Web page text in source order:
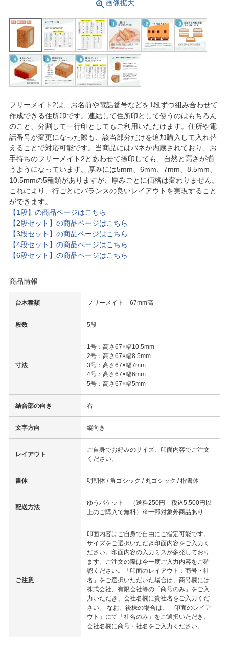
画像拡大
フリーメイト2は、お名前や電話番号などを1段ずつ組み合わせて
作成できる住所印です。連結して住所印として使うのはもちろん
のこと、分割して一行印としてもご利用いただけます。住所や電
話番号が変更になった際も、該当部分だけを追加購入して入れ替
えることで対応可能です。当商品にはバネが内蔵されており、お
手持ちのフリーメイト2とあわせて捺印しても、自然と高さが揃
うようになっています。厚みには5mm、6mm、7mm、8.5mm、
10.5mmの5種類がありますが、厚みごとに価格は変わりません。
これにより、行ごとにバランスの良いレイアウトを実現すること
ができます。
【1段】の商品ページはこちら
【2段セット】の商品ページはこちら
【3段セット】の商品ページはこちら
【4段セット】の商品ページはこちら
【6段セット】の商品ページはこちら
商品情報
台木種類 フリーメイト 67mm高
段数 5段
寸法
1号：高さ67×幅10.5mm
2号：高さ67×幅8.5mm
3号：高さ67×幅7mm
4号：高さ67×幅6mm
5号：高さ67×幅5mm
結合部の向き 右
文字方向 縦向き
レイアウト
ご自身でお好みのサイズ、印面内容でご注文
ください。
書体 明朝体 / 角ゴシック / 丸ゴシック / 楷書体
配送方法
ゆうパケット （送料250円 税込5,500円以
上のご購入で無料）※一部対象外商品あり
ご注意
印面内容はご自身で自由にご指定可能です。
サイズをご選択いただき印面内容をご入力く
ださい。印面内容の入力ミスが多発しており
ます。ご注文の際は今一度ご入力内容をご確
認ください。「印面のレイアウト：商号・社
名」をご選択いただいた場合は、商号欄には
株式会社、有限会社等の「商号のみ」をご入
力いただき、会社名欄に貴社名をご入力くだ
さい。 なお、後株の場合は、「印面のレイア
ウト」にて「社名のみ」をご選択いただき、
会社名欄に商号・社名をご入力ください。